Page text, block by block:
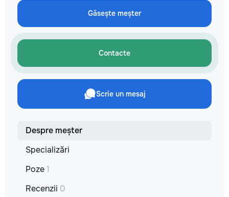
не включается? Не спешите
покупать новую! Спасем ваш
бюджет.
Găsește meșter
Contacte
Scrie un mesaj
Despre meșter
Specializări
Poze1
Recenzii 0